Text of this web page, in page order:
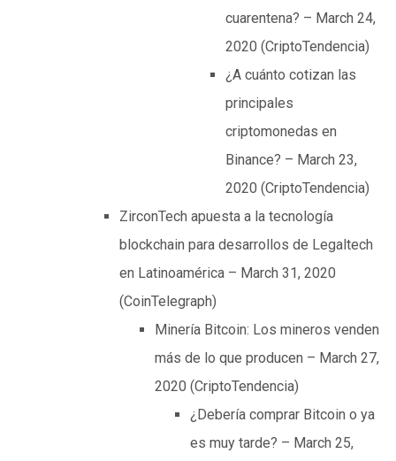
cuarentena? – March 24,
2020 (CriptoTendencia)
¿A cuánto cotizan las
principales
criptomonedas en
Binance? – March 23,
2020 (CriptoTendencia)
ZirconTech apuesta a la tecnología
blockchain para desarrollos de Legaltech
en Latinoamérica – March 31, 2020
(CoinTelegraph)
Minería Bitcoin: Los mineros venden
más de lo que producen – March 27,
2020 (CriptoTendencia)
¿Debería comprar Bitcoin o ya
es muy tarde? – March 25,